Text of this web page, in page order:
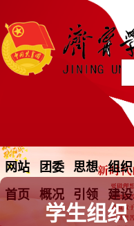
网站
首页
团委
概况
思想
引领
组织
建设
学生组织